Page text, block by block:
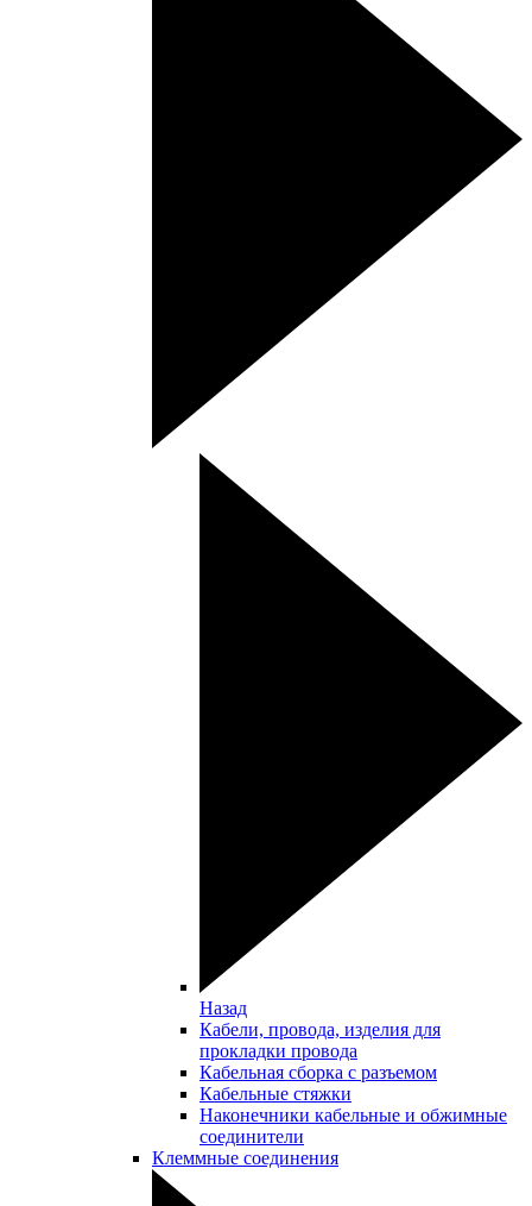
Назад
Кабели, провода, изделия для
прокладки провода
Кабельная сборка с разъемом
Кабельные стяжки
Наконечники кабельные и обжимные
соединители
Клеммные соединения